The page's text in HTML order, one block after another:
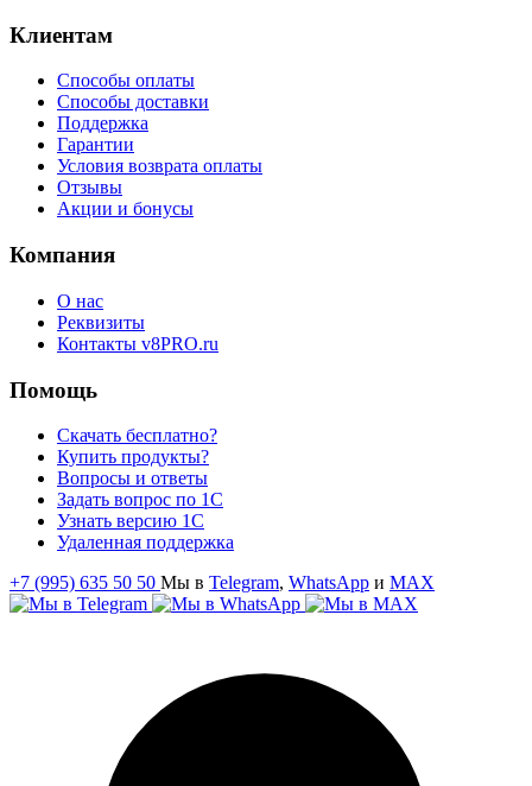
Клиентам
Способы оплаты
Способы доставки
Поддержка
Гарантии
Условия возврата оплаты
Отзывы
Акции и бонусы
Компания
О нас
Реквизиты
Контакты v8PRO.ru
Помощь
Скачать бесплатно?
Купить продукты?
Вопросы и ответы
Задать вопрос по 1С
Узнать версию 1С
Удаленная поддержка
+7 (995) 635 50 50 Мы в Telegram, WhatsApp и MAX